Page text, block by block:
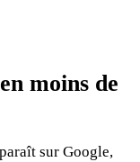
moins de
sur Google,